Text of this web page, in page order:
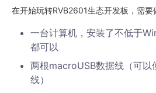
在开始玩转RVB2601生态开发板，需要
一台计算机，安装了不低于
都可以
两根macroUSB数据线（可以
线）